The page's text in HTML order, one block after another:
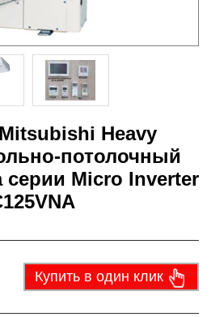
Heavy
потолочный
серии Micro Inverter
Купить в один клик